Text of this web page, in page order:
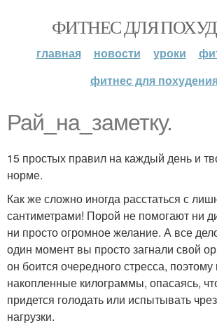
ФИТНЕС ДЛЯ
главная новости уроки
фитнес для
Рай_на_заметку.
15 простых правил на каждый день и
норме.
Как же сложно иногда расстаться с
сантиметрами! Порой не помогают ни
ни просто огромное желание. А все
один момент вы просто загнали свой
он боится очередного стресса,
накопленные килограммы, опасаясь,
придется голодать или испытывать
нагрузки.